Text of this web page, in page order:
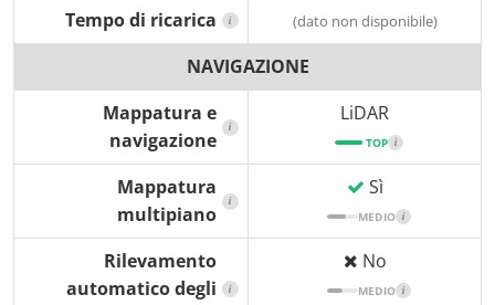
Tempo di ricarica i (dato non disponibile)
NAVIGAZIONE
Mappatura e
navigazione
i
LiDAR
TOP i
Mappatura
multipiano
i
Sì
MEDIO i
Rilevamento
automatico degli
i
No
MEDIO i